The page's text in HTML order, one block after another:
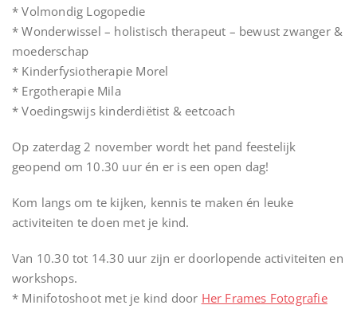
* Volmondig Logopedie
* Wonderwissel – holistisch therapeut – bewust zwanger &
moederschap
* Kinderfysiotherapie Morel
* Ergotherapie Mila
* Voedingswijs kinderdiëtist & eetcoach
Op zaterdag 2 november wordt het pand feestelijk
geopend om 10.30 uur én er is een open dag!
Kom langs om te kijken, kennis te maken én leuke
activiteiten te doen met je kind.
Van 10.30 tot 14.30 uur zijn er doorlopende activiteiten en
workshops.
* Minifotoshoot met je kind door Her Frames Fotografie